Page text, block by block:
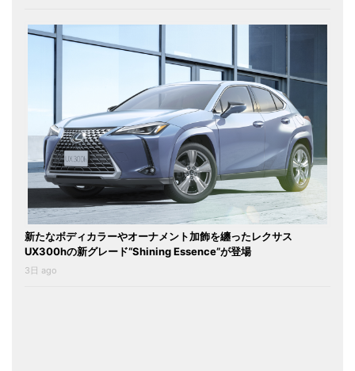
新たなボディカラーやオーナメント加飾を纏ったレクサス
UX300hの新グレード“Shining Essence”が登場
3日 ago